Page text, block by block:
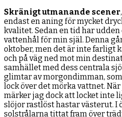
Skränigt utmanande scener
endast en aning för mycket
kvalitet. Sedan en tid har
vattenhål för min själ. Denna
oktober, men det är inte farligt
och på väg ned mot min
samhället med dess centrala
glimtar av morgondimman,
lock över det mörka vattnet.
märker jag dock att locket inte
slöjor rastlöst hastar västerut. I
solstrålarna tittat fram över